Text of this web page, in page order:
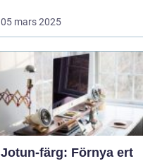
05 mars 2025
Jotun-färg: Förnya ert